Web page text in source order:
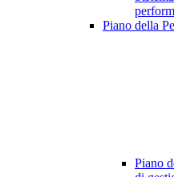
Piano della
Piano